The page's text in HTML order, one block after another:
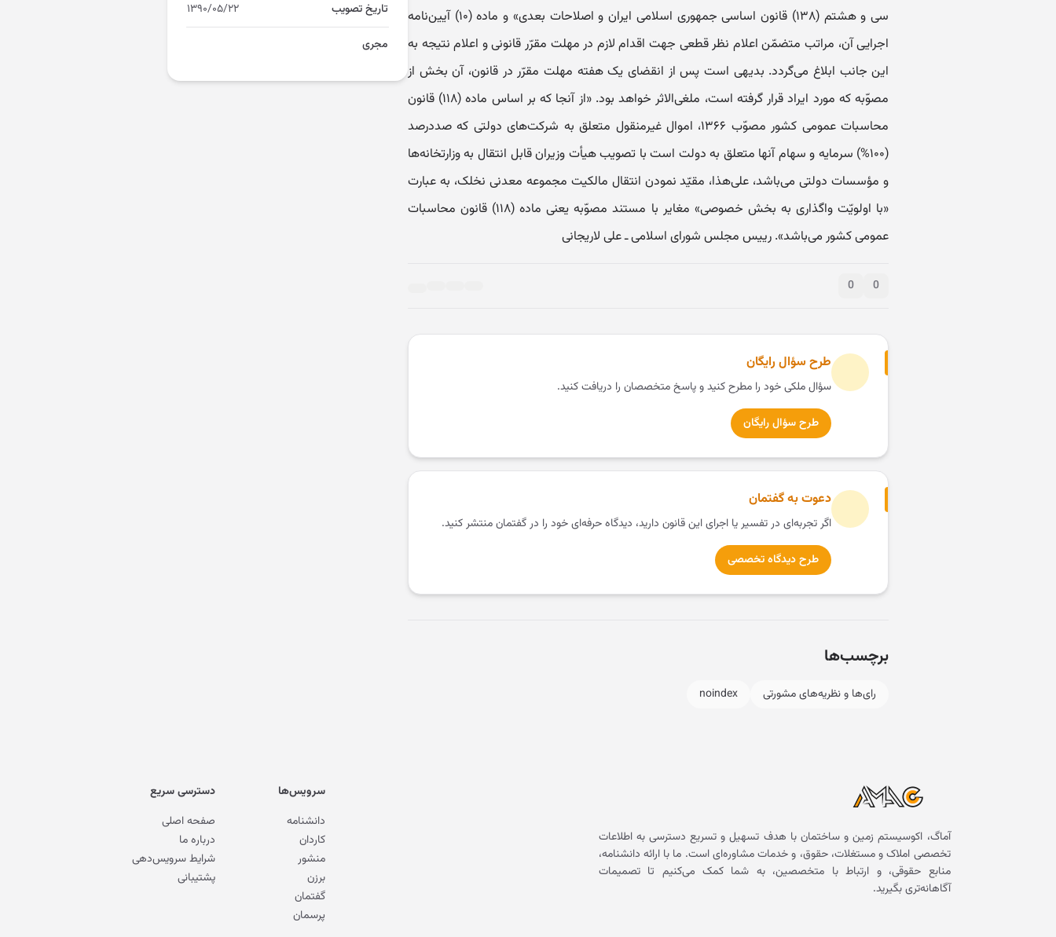
سی و هشتم (۱۳۸) قانون اساسی‌ جمهوری اسلامی ایران و اصلاحات بعدی» و ماده (۱۰) آیین‌نامه
اجرایی‌ آن، ‌مراتب متضمّن اعلام نظر قطعی جهت اقدام لازم در مهلت مقرّر‌ قانونی و اعلام نتیجه به
این جانب ابلاغ می‌گردد. بدیهی است پس از انقضای یک هفته مهلت مقرّر در ‌قانون، آن بخش از
مصوّبه که مورد ایراد قرار گرفته است، ملغی‌الاثر خواهد بود. «از آنجا که بر اساس ماده (۱۱۸) قانون
محاسبات عمومی کشور مصوّب ۱۳۶۶، اموال غیر‌منقول متعلق به شرکت‌های دولتی که صددرصد
(۱۰۰%) سرمایه و سهام آنها متعلق به دولت است با تصویب هیأت وزیران قابل انتقال به وزارتخانه‌ها
و مؤسسات دولتی می‌باشد، علی‌هذا، مقیّد نمودن انتقال مالکیت مجموعه معدنی نخلک، به عبارت
«با اولویّت واگذاری به بخش خصوصی» مغایر با مستند مصوّبه یعنی ماده (۱۱۸) قانون محاسبات
عمومی کشور می‌باشد». رییس مجلس شورای اسلامی ـ علی لاریجانی
0
0
طرح سؤال رایگان
سؤال ملکی خود را مطرح کنید و پاسخ متخصصان را دریافت کنید.
طرح سؤال رایگان
دعوت به گفتمان
اگر تجربه‌ای در تفسیر یا اجرای این قانون دارید، دیدگاه حرفه‌ای خود را در گفتمان منتشر کنید.
طرح دیدگاه تخصصی
برچسب‌ها
رای‌ها و نظریه‌های مشورتی noindex
تاریخ تصویب ۱۳۹۰/۰۵/۲۲
مجری
آماگ، اکوسیستم زمین و ساختمان با هدف تسهیل و تسریع دسترسی به اطلاعات
تخصصی املاک و مستغلات، حقوق، و خدمات مشاوره‌ای است. ما با ارائه دانشنامه،
منابع حقوقی، و ارتباط با متخصصین، به شما کمک می‌کنیم تا تصمیمات
آگاهانه‌تری بگیرید.
سرویس‌ها
دانشنامه
کاردان
منشور
برزن
گفتمان
پرسمان
دسترسی سریع
صفحه اصلی
درباره ما
شرایط سرویس‌دهی
پشتیبانی